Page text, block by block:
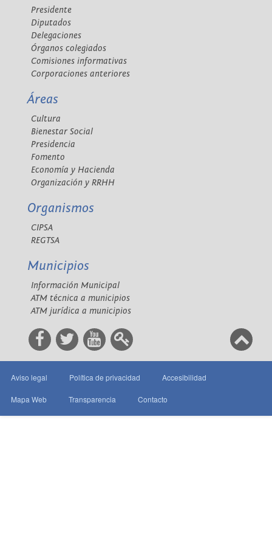
Presidente
Diputados
Delegaciones
Órganos colegiados
Comisiones informativas
Corporaciones anteriores
Áreas
Cultura
Bienestar Social
Presidencia
Fomento
Economía y Hacienda
Organización y RRHH
Organismos
CIPSA
REGTSA
Municipios
Información Municipal
ATM técnica a municipios
ATM jurídica a municipios
Aviso legal Política de privacidad Accesibilidad
Mapa Web Transparencia Contacto